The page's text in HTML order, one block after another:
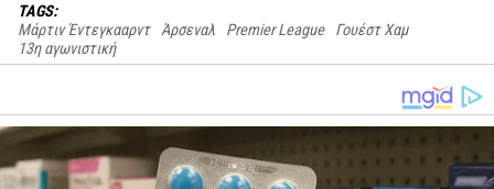
TAGS:
Μάρτιν Έντεγκααρντ Άρσεναλ Premier League
Γουέστ Χαμ
13η αγωνιστική